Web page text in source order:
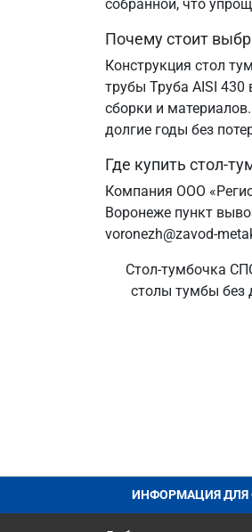
собранной, что
Почему стоит
Конструкция стол
трубы Труба AISI 430
сборки и
долгие годы без
Где купить стол-
Компания ООО
Воронеже пункт
voronezh@zavod-
Стол-тумбочка
столы тумбы без
ИНФОРМАЦИЯ